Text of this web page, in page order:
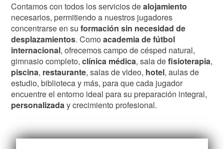
Contamos con todos los servicios dealojamiento
necesarios, permitiendo a nuestros jugadores
concentrarse en suformación sin necesidad de
desplazamientos. Comoacademia de fútbol
internacional, ofrecemos campo de césped natural,
gimnasio completo,clínica médica, sala defisioterapia,
piscina, restaurante, salas de video, hotel, aulas de
estudio, biblioteca y más, para que cada jugador
encuentre el entorno ideal para su preparación integral,
personalizaday crecimiento profesional.